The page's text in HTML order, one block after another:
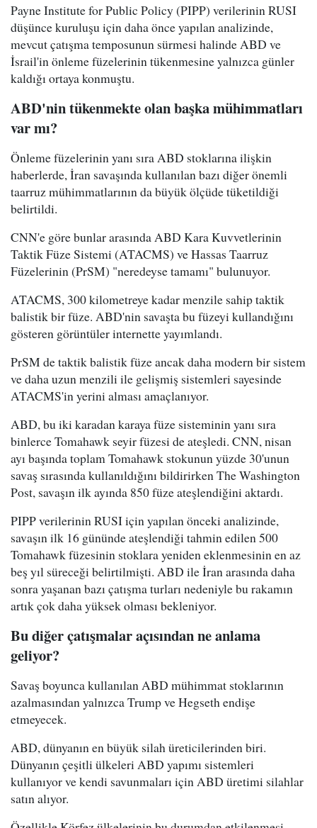
Payne Institute for Public Policy (PIPP) verilerinin RUSI
düşünce kuruluşu için daha önce yapılan analizinde,
mevcut çatışma temposunun sürmesi halinde ABD ve
İsrail'in önleme füzelerinin tükenmesine yalnızca günler
kaldığı ortaya konmuştu.
ABD'nin tükenmekte olan başka mühimmatları
var mı?
Önleme füzelerinin yanı sıra ABD stoklarına ilişkin
haberlerde, İran savaşında kullanılan bazı diğer önemli
taarruz mühimmatlarının da büyük ölçüde tüketildiği
belirtildi.
CNN'e göre bunlar arasında ABD Kara Kuvvetlerinin
Taktik Füze Sistemi (ATACMS) ve Hassas Taarruz
Füzelerinin (PrSM) "neredeyse tamamı" bulunuyor.
ATACMS, 300 kilometreye kadar menzile sahip taktik
balistik bir füze. ABD'nin savaşta bu füzeyi kullandığını
gösteren görüntüler internette yayımlandı.
PrSM de taktik balistik füze ancak daha modern bir sistem
ve daha uzun menzili ile gelişmiş sistemleri sayesinde
ATACMS'in yerini alması amaçlanıyor.
ABD, bu iki karadan karaya füze sisteminin yanı sıra
binlerce Tomahawk seyir füzesi de ateşledi. CNN, nisan
ayı başında toplam Tomahawk stokunun yüzde 30'unun
savaş sırasında kullanıldığını bildirirken The Washington
Post, savaşın ilk ayında 850 füze ateşlendiğini aktardı.
PIPP verilerinin RUSI için yapılan önceki analizinde,
savaşın ilk 16 gününde ateşlendiği tahmin edilen 500
Tomahawk füzesinin stoklara yeniden eklenmesinin en az
beş yıl süreceği belirtilmişti. ABD ile İran arasında daha
sonra yaşanan bazı çatışma turları nedeniyle bu rakamın
artık çok daha yüksek olması bekleniyor.
Bu diğer çatışmalar açısından ne anlama
geliyor?
Savaş boyunca kullanılan ABD mühimmat stoklarının
azalmasından yalnızca Trump ve Hegseth endişe
etmeyecek.
ABD, dünyanın en büyük silah üreticilerinden biri.
Dünyanın çeşitli ülkeleri ABD yapımı sistemleri
kullanıyor ve kendi savunmaları için ABD üretimi silahlar
satın alıyor.